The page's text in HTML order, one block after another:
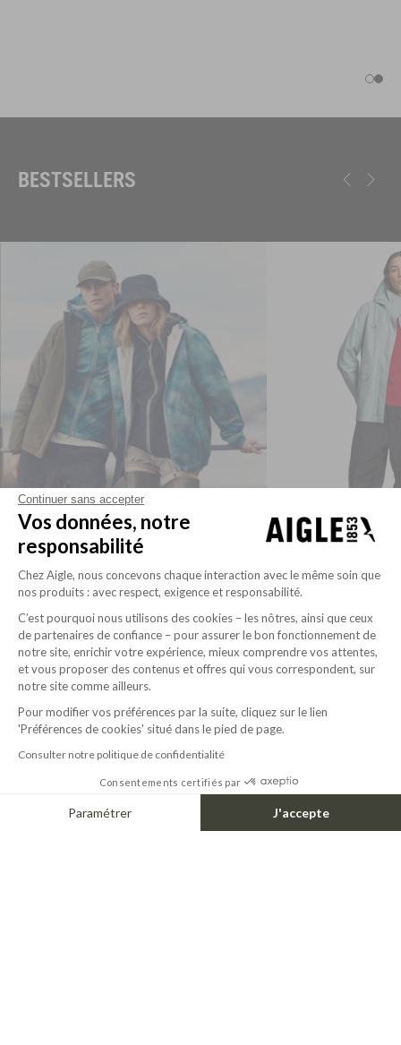
BESTSELLERS
RAINPACK 70 BEDRUCKT MTD®
+1
LIFEPROOF
ES LIEGT ETWAS IN DER LUFT
Eine Signatur, geboren aus Gelände und Höhen.
Eine einzige Linie, gezeichnet vom Bergkamm.
Höhe. In der Natur verwurzelt, für Langlebigkeit entwickelt, verkörpert sie ein Leben, das
Continuer sans accepter
Vos données, notre
responsabilité
Chez Aigle, nous concevons chaque interaction avec le même soin que
nos produits : avec respect, exigence et responsabilité.
C’est pourquoi nous utilisons des cookies – les nôtres, ainsi que ceux
de partenaires de confiance – pour assurer le bon fonctionnement de
notre site, enrichir votre expérience, mieux comprendre vos attentes,
et vous proposer des contenus et offres qui vous correspondent, sur
notre site comme ailleurs.
Pour modifier vos préférences par la suite, cliquez sur le lien
'Préférences de cookies' situé dans le pied de page.
Consulter notre politique de confidentialité
Consentements certifiés par
Paramétrer J'accepte